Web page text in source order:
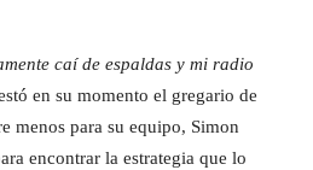
caí de espaldas y mi radio
en su momento el gregario de
menos para su equipo, Simon
encontrar la estrategia que lo